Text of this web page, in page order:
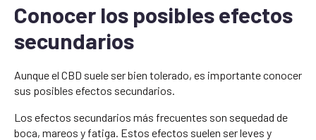
Conocer los posibles efectos
secundarios
Aunque el CBD suele ser bien tolerado, es importante conocer
sus posibles efectos secundarios.
Los efectos secundarios más frecuentes son sequedad de
boca, mareos y fatiga. Estos efectos suelen ser leves y